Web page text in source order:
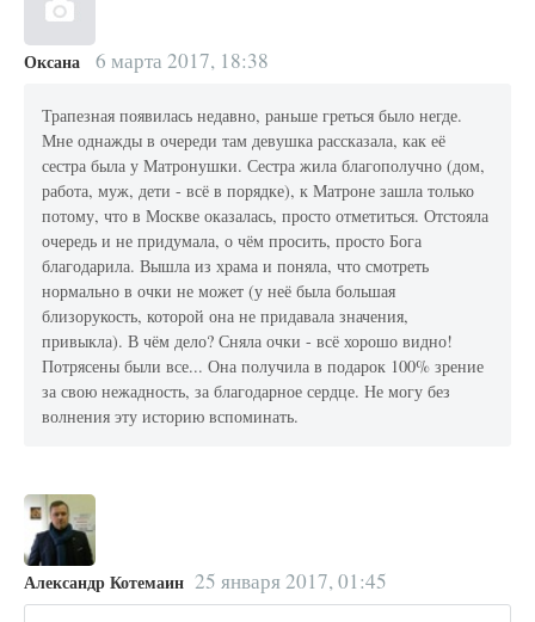
Оксана 6 марта 2017, 18:38
Трапезная появилась недавно, раньше греться было негде.
Мне однажды в очереди там девушка рассказала, как её
сестра была у Матронушки. Сестра жила благополучно (дом,
работа, муж, дети - всё в порядке), к Матроне зашла только
потому, что в Москве оказалась, просто отметиться. Отстояла
очередь и не придумала, о чём просить, просто Бога
благодарила. Вышла из храма и поняла, что смотреть
нормально в очки не может (у неё была большая
близорукость, которой она не придавала значения,
привыкла). В чём дело? Сняла очки - всё хорошо видно!
Потрясены были все... Она получила в подарок 100% зрение
за свою нежадность, за благодарное сердце. Не могу без
волнения эту историю вспоминать.
Александр Котемаин 25 января 2017, 01:45